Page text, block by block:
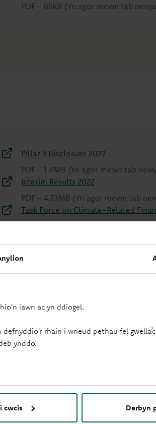
iawn ac yn ddiogel.
rhain i wneud pethau fel
ynddo.
cwcis Derbyn
PDF - 65KB (Yn agor mewn tab
Pillar 3 Disclosure 2022
PDF - 1.4MB (Yn agor mewn tab
Interim Results 2022
PDF - 4.73MB (Yn agor mewn tab
Task Force on Climate-Related